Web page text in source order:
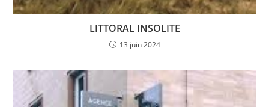
LITTORAL INSOLITE
13 juin 2024